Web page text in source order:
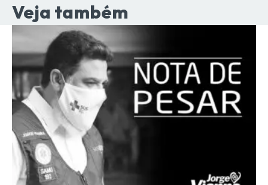
Veja também